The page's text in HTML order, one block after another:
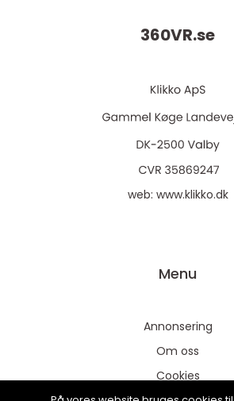
360VR.se
web: www.klikko.dk
Menu
Annonsering
Om oss
Cookies